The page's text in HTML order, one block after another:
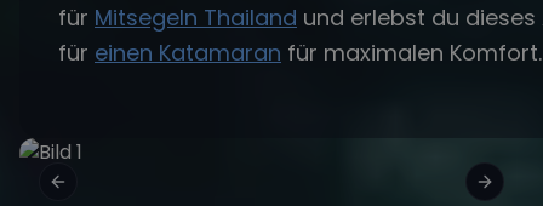
für Mitsegeln Thailand und erlebst du
für einen Katamaran für maximalen Komfort.